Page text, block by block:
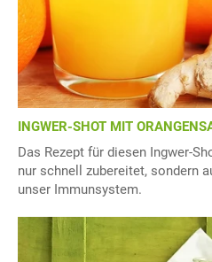
INGWER-SHOT MIT
Das Rezept für diesen Ingwer-
nur schnell zubereitet, sondern
unser Immunsystem.